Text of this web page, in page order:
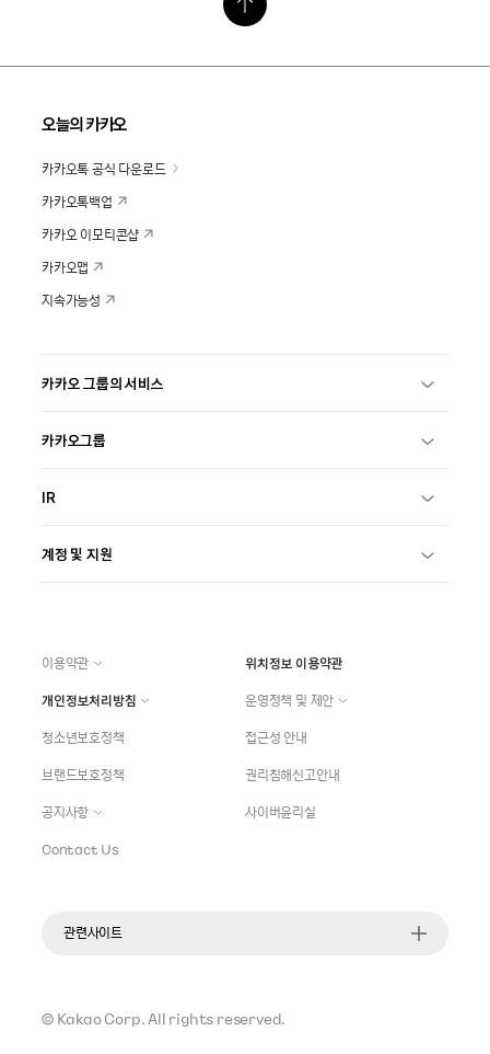
오늘의 카카오
카카오톡 공식 다운로드
카카오톡백업
카카오 이모티콘샵
카카오맵
지속가능성
카카오 그룹의 서비스
카카오그룹
IR
계정 및 지원
이용약관
위치정보 이용약관
개인정보처리방침
운영정책 및 제안
청소년보호정책
접근성 안내
브랜드보호정책
권리침해신고안내
공지사항
사이버윤리실
Contact Us
관련사이트
© Kakao Corp.All rights reserved.